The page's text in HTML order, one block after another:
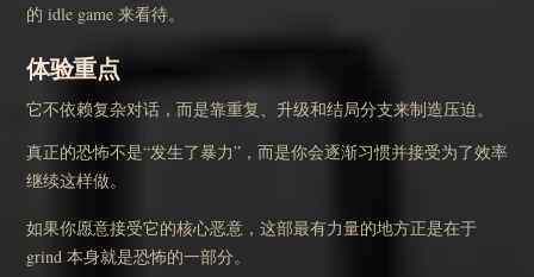
的 idle game 来看待。
体验重点
它不依赖复杂对话，而是靠重复、升级和结局分支来制造压迫。
真正的恐怖不是“发生了暴力”，而是你会逐渐习惯并接受为了效率
继续这样做。
如果你愿意接受它的核心恶意，这部最有力量的地方正是在于
grind 本身就是恐怖的一部分。